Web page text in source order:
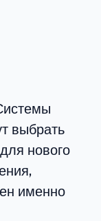
выбрать
нового
именно